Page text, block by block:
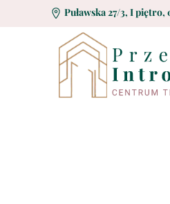
Puławska 27/3, I piętro,